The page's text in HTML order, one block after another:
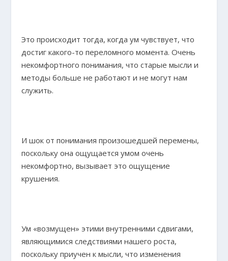
Это происходит тогда, когда ум чувствует, что
достиг какого-то переломного момента. Очень
некомфортного понимания, что старые мысли и
методы больше не работают и не могут нам
служить.
И шок от понимания произошедшей перемены,
поскольку она ощущается умом очень
некомфортно, вызывает это ощущение
крушения.
Ум «возмущен» этими внутренними сдвигами,
являющимися следствиями нашего роста,
поскольку приучен к мысли, что изменения